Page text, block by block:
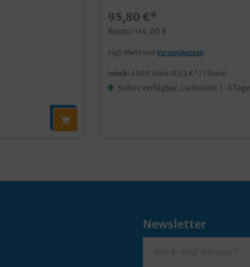
95,80 €*
Brutto: 114,00 €
zzgl. MwSt undVersandkosten
Inhalt: 4000 Stück (0,02 €* / 1 Stück)
Sofort verfügbar, Lieferzeit: 1-3 Tage
Newsletter